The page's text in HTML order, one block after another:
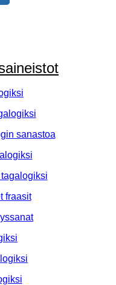
sanastoa
fraasit